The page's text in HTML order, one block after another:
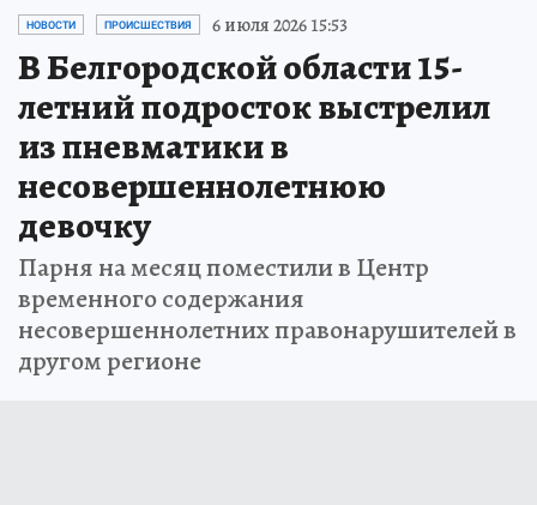
НОВОСТИ ПРОИСШЕСТВИЯ 6 июля 2026 15:53
В Белгородской области 15-
летний подросток выстрелил
из пневматики в
несовершеннолетнюю
девочку
Парня на месяц поместили в Центр
временного содержания
несовершеннолетних правонарушителей в
другом регионе